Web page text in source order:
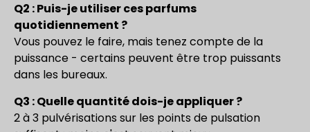
Q2 : Puis-je utiliser ces parfums
quotidiennement ?
Vous pouvez le faire, mais tenez compte de la
puissance - certains peuvent être trop puissants
dans les bureaux.
Q3 : Quelle quantité dois-je appliquer ?
2 à 3 pulvérisations sur les points de pulsation